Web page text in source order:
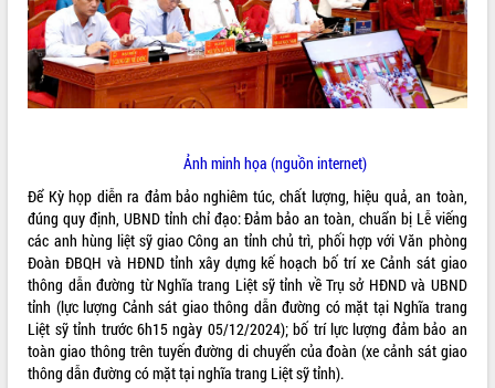
ĐIỂM TIN VĂN BẢN
QUY HOẠCH - KẾ HOẠCH
Ảnh minh họa (nguồn internet)
Để Kỳ họp diễn ra đảm bảo nghiêm túc, chất lượng, hiệu quả, an toàn,
đúng quy định, UBND tỉnh chỉ đạo: Đảm bảo an toàn, chuẩn bị Lễ viếng
các anh hùng liệt sỹ giao Công an tỉnh chủ trì, phối hợp với Văn phòng
Đoàn ĐBQH và HĐND tỉnh xây dựng kế hoạch bố trí xe Cảnh sát giao
thông dẫn đường từ Nghĩa trang Liệt sỹ tỉnh về Trụ sở HĐND và UBND
tỉnh (lực lượng Cảnh sát giao thông dẫn đường có mặt tại Nghĩa trang
Liệt sỹ tỉnh trước 6h15 ngày 05/12/2024); bố trí lực lượng đảm bảo an
toàn giao thông trên tuyến đường di chuyển của đoàn (xe cảnh sát giao
thông dẫn đường có mặt tại nghĩa trang Liệt sỹ tỉnh).